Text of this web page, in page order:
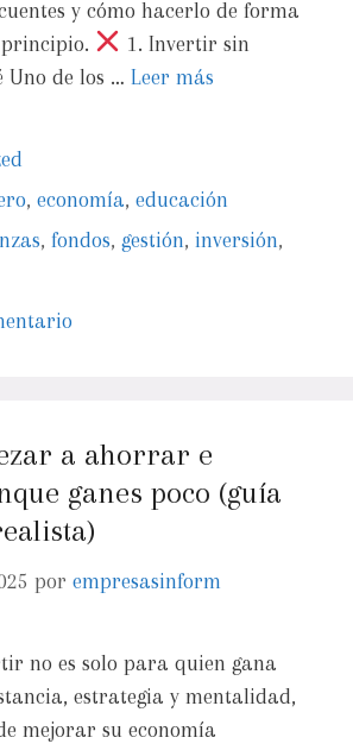
y cómo hacerlo de forma
principio.
1. Invertir sin
Uno de los … Leer más
,economía,educación
, fondos, gestión, inversión,
a ahorrar e
ganes poco (guía
por empresasinform
no es solo para quien gana
estrategia y mentalidad,
mejorar su economía